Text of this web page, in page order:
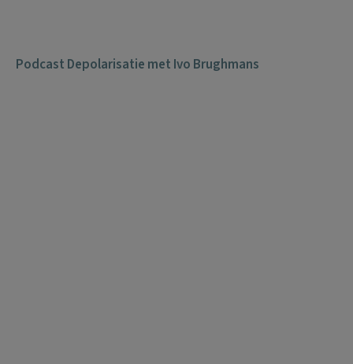
Podcast Depolarisatie met Ivo Brughmans